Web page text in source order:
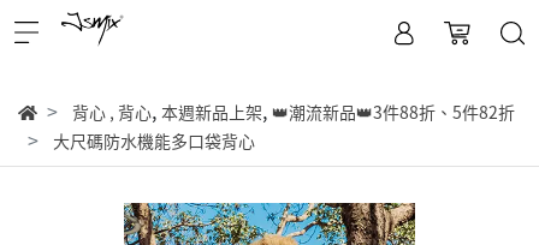
背心, 背心, 本週新品上架, 👑潮流新品👑3件88折、5件82折
大尺碼防水機能多口袋背心